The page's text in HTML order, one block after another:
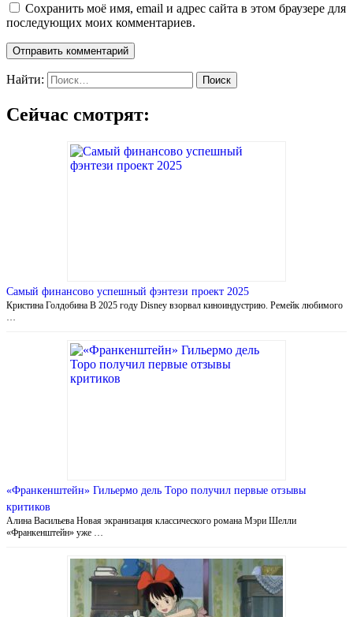
Сохранить моё имя, email и адрес сайта в этом браузере для
последующих моих комментариев.
Найти:
Сейчас смотрят:
Самый финансово успешный фэнтези проект 2025
Кристина Голдобина В 2025 году Disney взорвал киноиндустрию. Ремейк любимого
«Франкенштейн» Гильермо дель Торо получил первые отзывы
критиков
Алина Васильева Новая экранизация классического романа Мэри Шелли
«Франкенштейн» уже …